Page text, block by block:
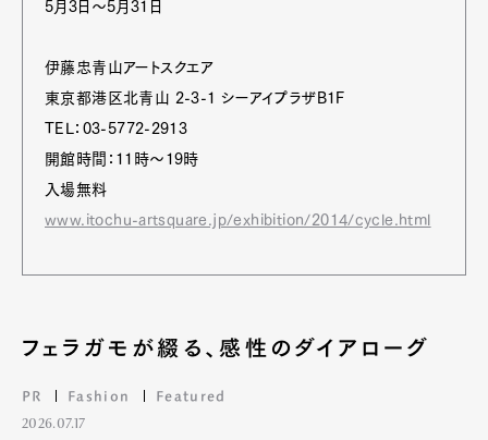
5月3日〜5月31日
伊藤忠青山アートスクエア
東京都港区北青山 2-3-1 シーアイプラザB1F
TEL：03-5772-2913
開館時間：11時～19時
入場無料
www.itochu-artsquare.jp/exhibition/2014/cycle.html
フェラガモが綴る、感性のダイアローグ
PR Fashion Featured
2026.07.17